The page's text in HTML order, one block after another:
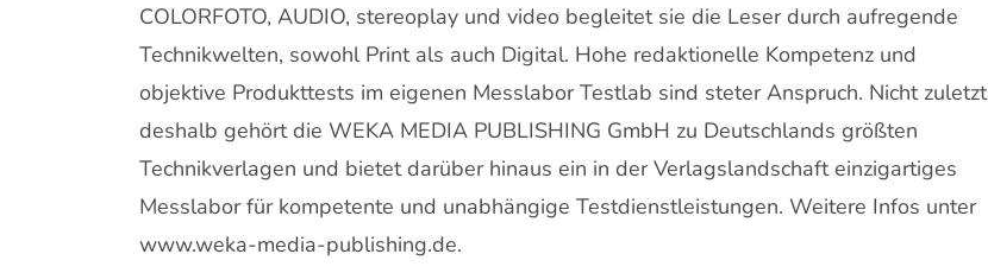
COLORFOTO, AUDIO, stereoplay und video begleitet sie die Leser durch aufregende
Technikwelten, sowohl Print als auch Digital. Hohe redaktionelle Kompetenz und
objektive Produkttests im eigenen Messlabor Testlab sind steter Anspruch. Nicht zuletzt
deshalb gehört die WEKA MEDIA PUBLISHING GmbH zu Deutschlands größten
Technikverlagen und bietet darüber hinaus ein in der Verlagslandschaft einzigartiges
Messlabor für kompetente und unabhängige Testdienstleistungen. Weitere Infos unter
www.weka-media-publishing.de.